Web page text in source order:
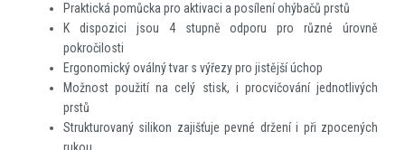
Praktická pomůcka pro aktivaci a posílení ohýbačů prstů
K dispozici jsou 4 stupně odporu pro různé úrovně
pokročilosti
Ergonomický oválný tvar s výřezy pro jistější úchop
Možnost použití na celý stisk, i procvičování jednotlivých
prstů
Strukturovaný silikon zajišťuje pevné držení i při zpocených